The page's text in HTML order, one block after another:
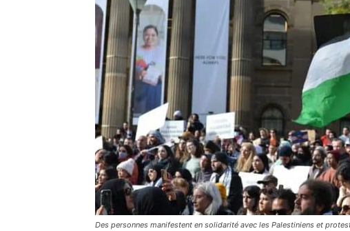
Des personnes manifestent en solidarité avec les Palestiniens et